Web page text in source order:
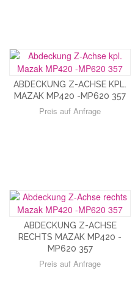
ABDECKUNG Z-ACHSE KPL.
MAZAK MP420 -MP620 357
Preis auf Anfrage
ABDECKUNG Z-ACHSE
RECHTS MAZAK MP420 -
MP620 357
Preis auf Anfrage